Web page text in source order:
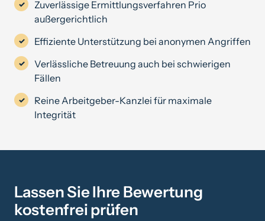
Zuverlässige Ermittlungsverfahren Prio
außergerichtlich
Effiziente Unterstützung bei anonymen Angriffen
Verlässliche Betreuung auch bei schwierigen
Fällen
Reine Arbeitgeber-Kanzlei für maximale
Integrität
Lassen Sie Ihre Bewertung
kostenfrei prüfen